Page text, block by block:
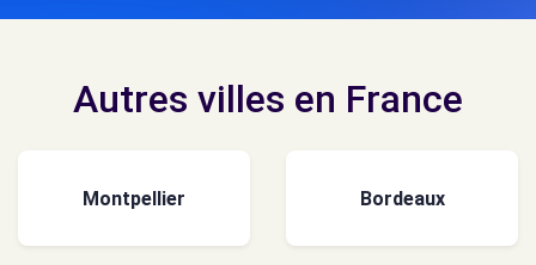
Autres villes en France
Montpellier Bordeaux